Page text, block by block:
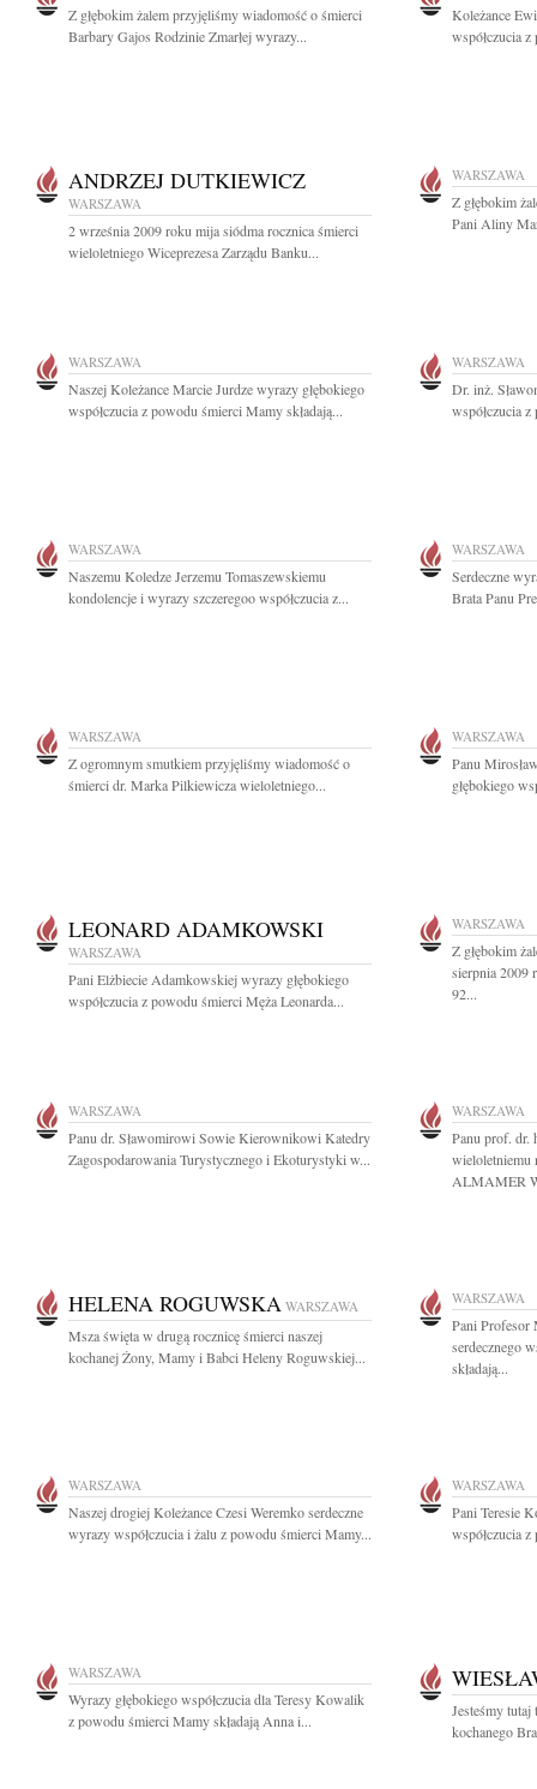
Z głębokim żalem przyjęliśmy wiadomość o śmierci
Barbary Gajos Rodzinie Zmarłej wyrazy...
Koleżance
współczucia
ANDRZEJ DUTKIEWICZ
WARSZAWA
2 września 2009 roku mija siódma rocznica śmierci
wieloletniego Wiceprezesa Zarządu Banku...
WARSZAWA
Z głębokim
Pani Aliny
WARSZAWA
Naszej Koleżance Marcie Jurdze wyrazy głębokiego
współczucia z powodu śmierci Mamy składają...
WARSZAWA
Dr. inż.
współczucia
WARSZAWA
Naszemu Koledze Jerzemu Tomaszewskiemu
kondolencje i wyrazy szczeregoo współczucia z...
WARSZAWA
Serdeczne
Brata Panu
WARSZAWA
Z ogromnym smutkiem przyjęliśmy wiadomość o
śmierci dr. Marka Pilkiewicza wieloletniego...
WARSZAWA
Panu
głębokiego
LEONARD ADAMKOWSKI
WARSZAWA
Pani Elżbiecie Adamkowskiej wyrazy głębokiego
współczucia z powodu śmierci Męża Leonarda...
WARSZAWA
Z głębokim
sierpnia 2009
92...
WARSZAWA
Panu dr. Sławomirowi Sowie Kierownikowi Katedry
Zagospodarowania Turystycznego i Ekoturystyki w...
WARSZAWA
Panu prof. dr.
wieloletniemu
ALMAMER
HELENA ROGUWSKA WARSZAWA
Msza święta w drugą rocznicę śmierci naszej
kochanej Żony, Mamy i Babci Heleny Roguwskiej...
WARSZAWA
Pani Profesor
serdecznego
składają...
WARSZAWA
Naszej drogiej Koleżance Czesi Weremko serdeczne
wyrazy współczucia i żalu z powodu śmierci Mamy...
WARSZAWA
Pani Teresie
współczucia
WARSZAWA
Wyrazy głębokiego współczucia dla Teresy Kowalik
z powodu śmierci Mamy składają Anna i...
Jesteśmy
kochanego